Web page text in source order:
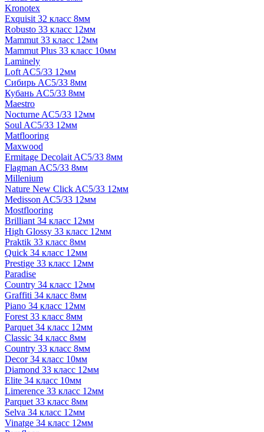
Kronotex
Exquisit 32 класс 8мм
Robusto 33 класс 12мм
Mammut 33 класс 12мм
Mammut Plus 33 класс 10мм
Laminely
Loft AC5/33 12мм
Сибирь AC5/33 8мм
Кубань AC5/33 8мм
Maestro
Nocturne AC5/33 12мм
Soul AC5/33 12мм
Matflooring
Maxwood
Ermitage Decolait AC5/33 8мм
Flagman AC5/33 8мм
Millenium
Nature New Click AC5/33 12мм
Medisson AC5/33 12мм
Mostflooring
Brilliant 34 класс 12мм
High Glossy 33 класс 12мм
Praktik 33 класс 8мм
Quick 34 класс 12мм
Prestige 33 класс 12мм
Paradise
Country 34 класс 12мм
Graffiti 34 класс 8мм
Piano 34 класс 12мм
Forest 33 класс 8мм
Parquet 34 класс 12мм
Classic 34 класс 8мм
Country 33 класс 8мм
Decor 34 класс 10мм
Diamond 33 класс 12мм
Elite 34 класс 10мм
Limerence 33 класс 12мм
Parquet 33 класс 8мм
Selva 34 класс 12мм
Vinatge 34 класс 12мм